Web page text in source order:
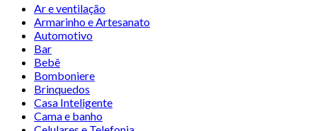
Ar e ventilação
Armarinho e Artesanato
Automotivo
Bar
Bebê
Bomboniere
Brinquedos
Casa Inteligente
Cama e banho